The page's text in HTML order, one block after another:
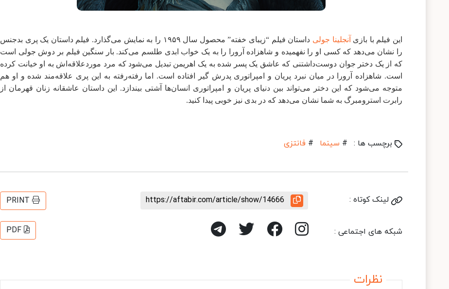
این فیلم با بازی آنجلینا جولی
داستان فیلم “زیبای خفته” محصول سال ۱۹۵۹ را به نمایش می‌گذارد. فیلم داستان یک پری بدجنس
را نشان می‌دهد که کسی او را نفهمیده و شاهزاده آرورا را به یک خواب ابدی طلسم می‌کند. بار سنگین فیلم بر دوش جولی است
که از یک دختر جوان دوست‌داشتنی که عاشق یک پسر شده به یک اهریمن تبدیل می‌شود که مرد موردعلاقه‌اش به او خیانت کرده
است. شاهزاده آرورا در میان نبرد پریان و امپراتوری پدرش گیر افتاده است. اما رفته‌رفته به این پری علاقه‌مند شده و او هم
متوجه می‌شود که این دختر می‌تواند بین دنیای پریان و امپراتوری انسان‌ها آشتی بیندازد. این داستان عاشقانه زنان قهرمان از
رابرت استرومبرگ به شما نشان می‌دهد که در بدی نیز خوبی پیدا کنید.
برچسب ها : # سینما # فانتزی
لینک کوتاه : https://aftabir.com/article/show/14666
PRINT
شبکه های اجتماعی : PDF
نظرات